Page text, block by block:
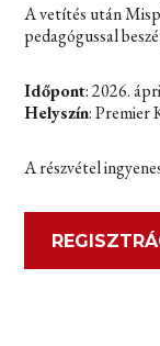
A vetítés után
pedagógussal
Időpont: 2026.
Helyszín: Premier
A részvétel